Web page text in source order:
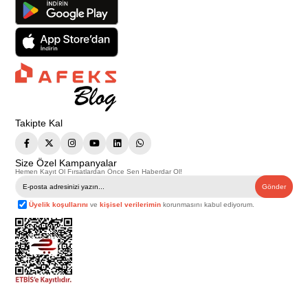
Takipte Kal
Size Özel Kampanyalar
Hemen Kayıt Ol Fırsatlardan Önce Sen Haberdar Ol!
Gönder
Üyelik koşullarını vekişisel verilerimin korunmasını kabul ediyorum.